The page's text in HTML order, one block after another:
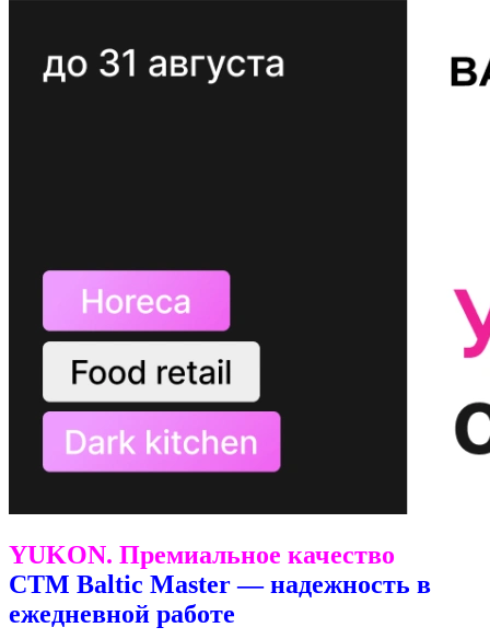
YUKON. Премиальное качество
СТМ Baltic Master — надежность в
ежедневной работе